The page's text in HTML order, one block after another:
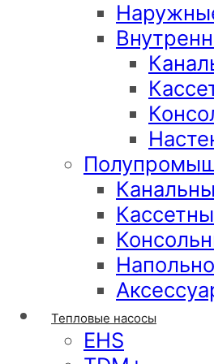
Тепловые насосы
EHS